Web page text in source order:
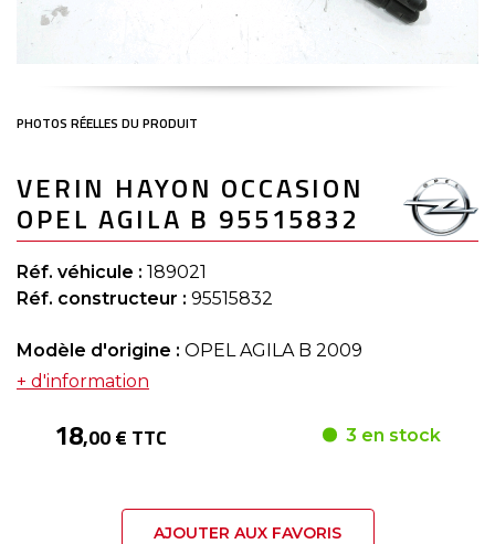
to
the
beginning
of
images
gallery
VERIN HAYON OCCASION
OPEL AGILA B 95515832
Réf. véhicule : 189021
Réf. constructeur : 95515832
Modèle d'origine : OPEL AGILA B 2009
+ d'information
18,00 € TTC 3 en stock
AJOUTER AUX FAVORIS